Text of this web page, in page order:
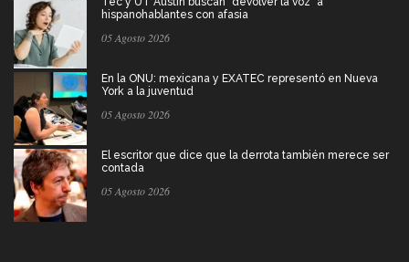
hispanohablantes con afasia
05 Agosto 2026
En la ONU: mexicana y EXATEC representó en Nueva
York a la juventud
05 Agosto 2026
El escritor que dice que la derrota también merece ser
contada
05 Agosto 2026